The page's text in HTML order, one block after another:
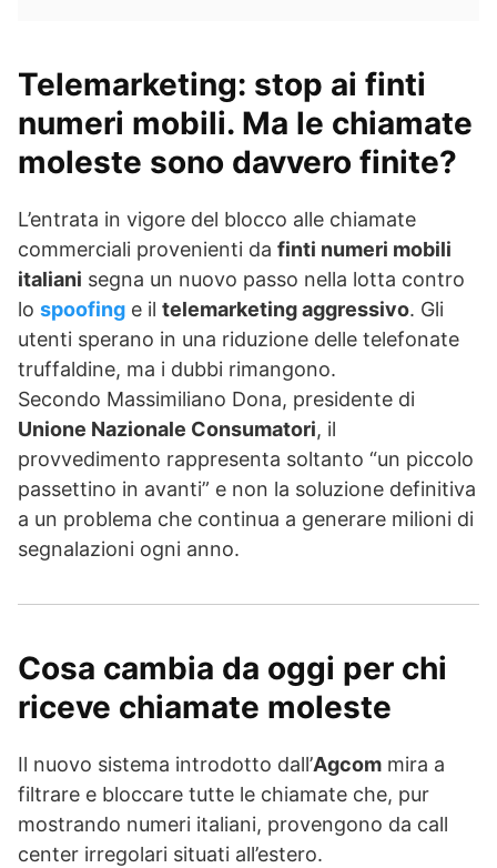
Telemarketing: stop ai finti
numeri mobili. Ma le chiamate
moleste sono davvero finite?
L’entrata in vigore del blocco alle chiamate
commerciali provenienti da finti numeri mobili
italiani segna un nuovo passo nella lotta contro
lo spoofing e il telemarketing aggressivo. Gli
utenti sperano in una riduzione delle telefonate
truffaldine, ma i dubbi rimangono.
Secondo Massimiliano Dona, presidente di
Unione Nazionale Consumatori, il
provvedimento rappresenta soltanto “un piccolo
passettino in avanti” e non la soluzione definitiva
a un problema che continua a generare milioni di
segnalazioni ogni anno.
Cosa cambia da oggi per chi
riceve chiamate moleste
Il nuovo sistema introdotto dall’Agcom mira a
filtrare e bloccare tutte le chiamate che, pur
mostrando numeri italiani, provengono da call
center irregolari situati all’estero.